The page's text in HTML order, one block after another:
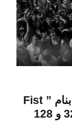
آهنگ جدید Aligator بنام ” Fist